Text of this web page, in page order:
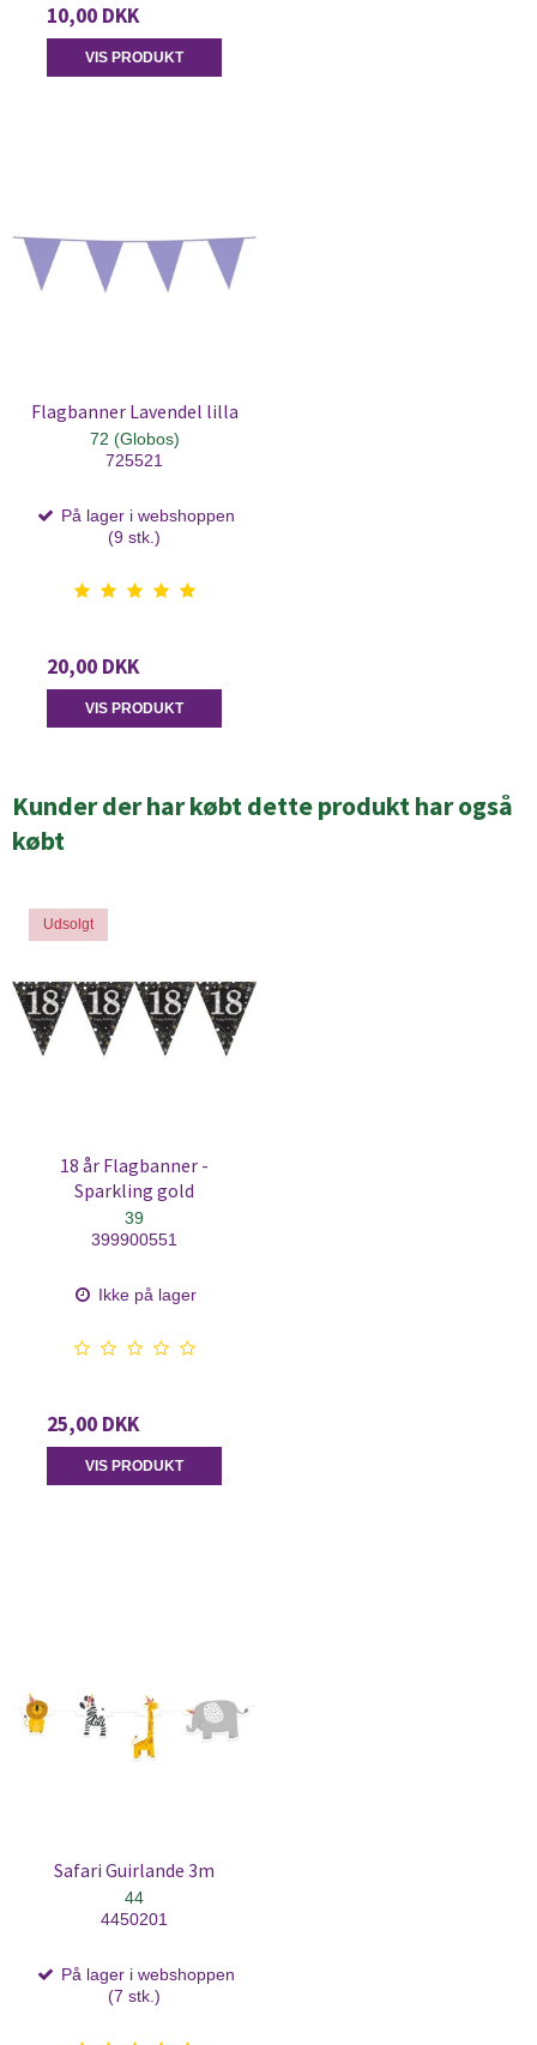
10,00 DKK
VIS PRODUKT
Flagbanner Lavendel lilla
72 (Globos)
725521
På lager i webshoppen
(9 stk.)
20,00 DKK
VIS PRODUKT
Kunder der har købt dette produkt har også
købt
Udsolgt
18 år Flagbanner -
Sparkling gold
39
399900551
Ikke på lager
25,00 DKK
VIS PRODUKT
Safari Guirlande 3m
44
4450201
På lager i webshoppen
(7 stk.)